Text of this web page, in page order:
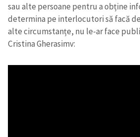
sau alte persoane pentru a obține
determina pe interlocutori să facă
alte circumstanțe, nu le-ar face
Cristina Gherasimv: